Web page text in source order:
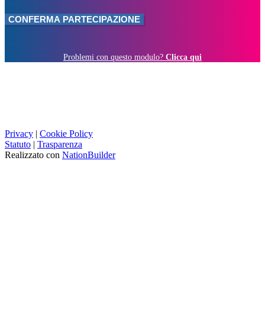
Problemi con questo modulo? Clicca qui
Privacy | Cookie Policy
Statuto | Trasparenza
Realizzato con NationBuilder